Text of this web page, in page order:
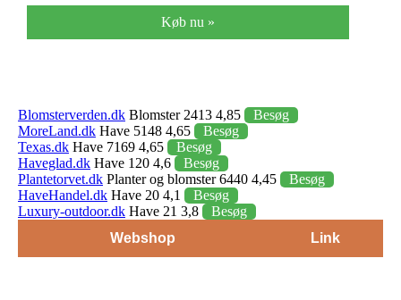
Køb nu »
Blomsterverden.dk Blomster 2413 4,85
Besøg
MoreLand.dk Have 5148 4,65
Besøg
Texas.dk Have 7169 4,65
Besøg
Haveglad.dk Have 120 4,6
Besøg
Plantetorvet.dk Planter og blomster 6440 4,45
Besøg
HaveHandel.dk Have 20 4,1
Besøg
Luxury-outdoor.dk Have 21 3,8
Besøg
Webshop
Link